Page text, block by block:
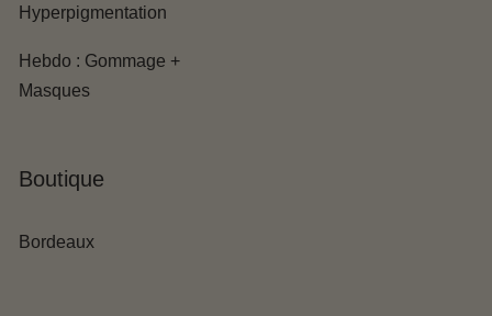
Hyperpigmentation
Hebdo : Gommage +
Masques
Boutique
Bordeaux